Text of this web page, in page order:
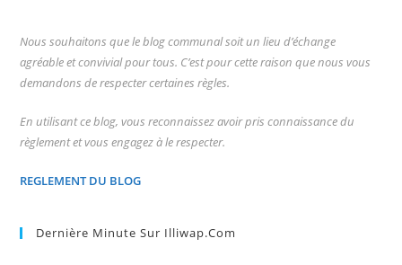
Nous souhaitons que le blog communal soit un lieu d’échange
agréable et convivial pour tous. C’est pour cette raison que nous vous
demandons de respecter certaines règles.
En utilisant ce blog, vous reconnaissez avoir pris connaissance du
règlement et vous engagez à le respecter.
REGLEMENT DU BLOG
Dernière Minute Sur Illiwap.com